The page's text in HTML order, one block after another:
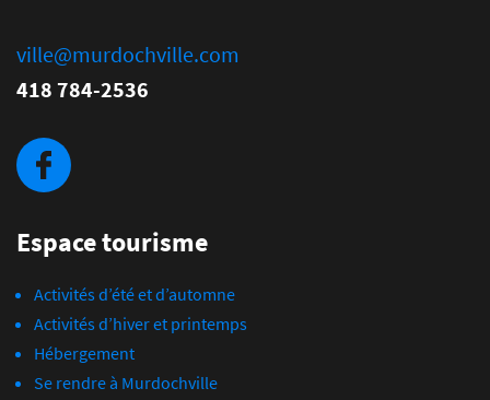
ville@murdochville.com
418 784-2536
Espace tourisme
Activités d’été et d’automne
Activités d’hiver et printemps
Hébergement
Se rendre à Murdochville